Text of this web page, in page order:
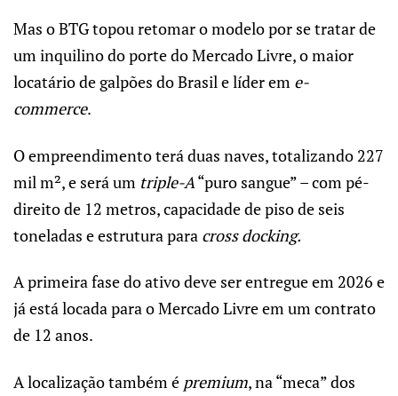
Mas o BTG topou retomar o modelo por se tratar de
um inquilino do porte do Mercado Livre, o maior
locatário de galpões do Brasil e líder em e-
commerce.
O empreendimento terá duas naves, totalizando 227
mil m², e será um triple-A“puro sangue” – com pé-
direito de 12 metros, capacidade de piso de seis
toneladas e estrutura para cross docking.
A primeira fase do ativo deve ser entregue em 2026 e
já está locada para o Mercado Livre em um contrato
de 12 anos.
A localização também é premium, na “meca” dos